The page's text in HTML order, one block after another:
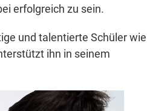
erfolgreich zu sein.
und talentierte Schüler wie
ihn in seinem